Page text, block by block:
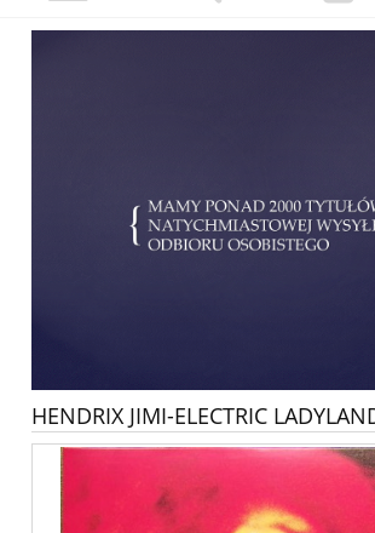
HENDRIX JIMI-ELECTRIC